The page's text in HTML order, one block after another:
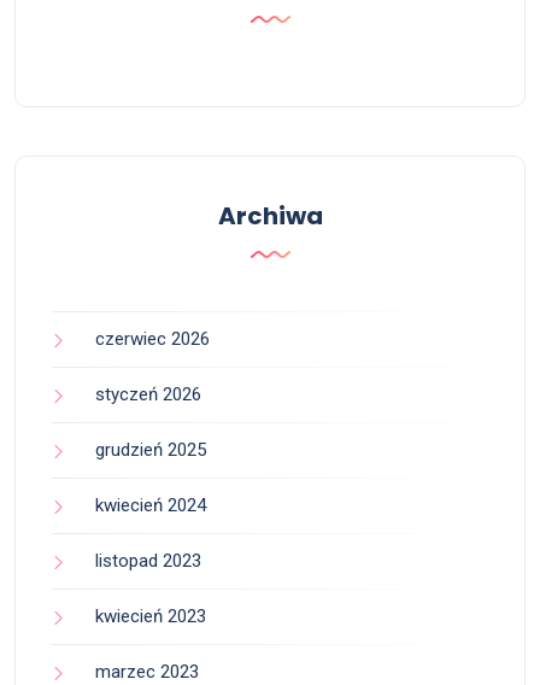
Archiwa
czerwiec 2026
styczeń 2026
grudzień 2025
kwiecień 2024
listopad 2023
kwiecień 2023
marzec 2023